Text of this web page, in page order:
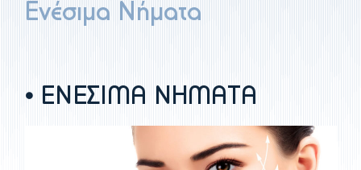
Ενέσιμα Νήματα
⦁ ΕΝΕΣΙΜΑ ΝΗΜΑΤΑ